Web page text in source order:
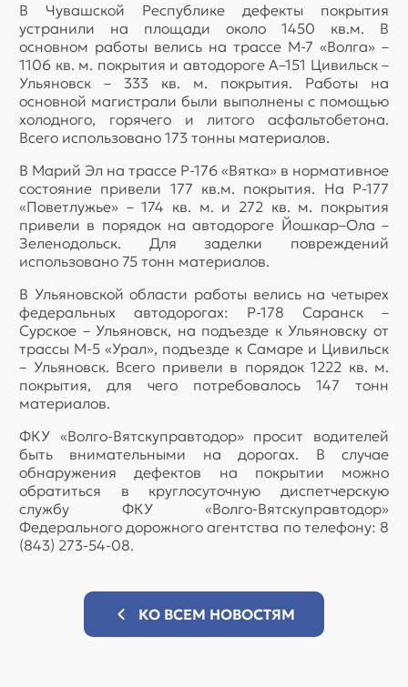
В Чувашской Республике дефекты покрытия
устранили на площади около 1450 кв.м. В
основном работы велись на трассе М-7 «Волга» –
1106 кв. м. покрытия и автодороге А–151 Цивильск –
Ульяновск – 333 кв. м. покрытия. Работы на
основной магистрали были выполнены с помощью
холодного, горячего и литого асфальтобетона.
Всего использовано 173 тонны материалов.
В Марий Эл на трассе Р-176 «Вятка» в нормативное
состояние привели 177 кв.м. покрытия. На Р-177
«Поветлужье» – 174 кв. м. и 272 кв. м. покрытия
привели в порядок на автодороге Йошкар–Ола –
Зеленодольск. Для заделки повреждений
использовано 75 тонн материалов.
В Ульяновской области работы велись на четырех
федеральных автодорогах: Р-178 Саранск –
Сурское – Ульяновск, на подъезде к Ульяновску от
трассы М-5 «Урал», подъезде к Самаре и Цивильск
– Ульяновск. Всего привели в порядок 1222 кв. м.
покрытия, для чего потребовалось 147 тонн
материалов.
ФКУ «Волго-Вятскуправтодор» просит водителей
быть внимательными на дорогах. В случае
обнаружения дефектов на покрытии можно
обратиться в круглосуточную диспетчерскую
службу ФКУ «Волго-Вятскуправтодор»
Федерального дорожного агентства по телефону: 8
(843) 273-54-08.
КО ВСЕМ НОВОСТЯМ